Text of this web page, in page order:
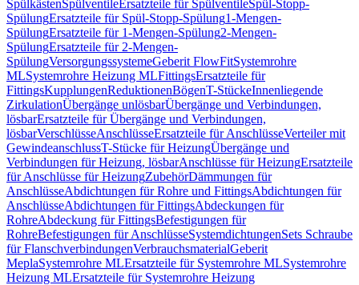
SpülkästenSpülventileErsatzteile für SpülventileSpül-Stopp-
SpülungErsatzteile für Spül-Stopp-Spülung1-Mengen-
SpülungErsatzteile für 1-Mengen-Spülung2-Mengen-
SpülungErsatzteile für 2-Mengen-
SpülungVersorgungssystemeGeberit FlowFitSystemrohre
MLSystemrohre Heizung MLFittingsErsatzteile für
FittingsKupplungenReduktionenBögenT-StückeInnenliegende
ZirkulationÜbergänge unlösbarÜbergänge und Verbindungen,
lösbarErsatzteile für Übergänge und Verbindungen,
lösbarVerschlüsseAnschlüsseErsatzteile für AnschlüsseVerteiler mit
GewindeanschlussT-Stücke für HeizungÜbergänge und
Verbindungen für Heizung, lösbarAnschlüsse für HeizungErsatzteile
für Anschlüsse für HeizungZubehörDämmungen für
AnschlüsseAbdichtungen für Rohre und FittingsAbdichtungen für
AnschlüsseAbdichtungen für FittingsAbdeckungen für
RohreAbdeckung für FittingsBefestigungen für
RohreBefestigungen für AnschlüsseSystemdichtungenSets Schraube
für FlanschverbindungenVerbrauchsmaterialGeberit
MeplaSystemrohre MLErsatzteile für Systemrohre MLSystemrohre
Heizung MLErsatzteile für Systemrohre Heizung